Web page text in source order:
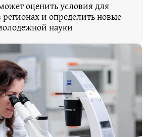
оценить условия для
и определить новые
науки